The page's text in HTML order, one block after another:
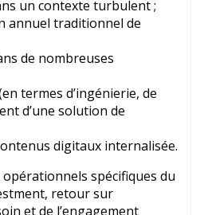
un contexte turbulent ;
annuel traditionnel de
de nombreuses
termes d’ingénierie, de
d’une solution de
digitaux internalisée.
spécifiques du
retour sur
et de l’engagement